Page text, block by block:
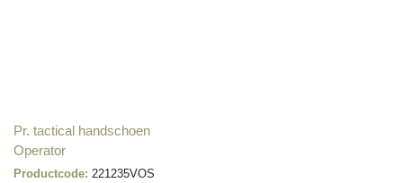
Pr. tactical handschoen
Operator
Productcode: 221235VOS